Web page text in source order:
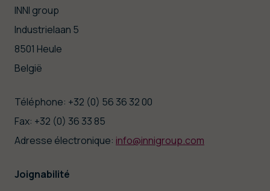
INNI group
Industrielaan 5
8501 Heule
België
Téléphone: +32 (0) 56 36 32 00
Fax: +32 (0) 36 33 85
Adresse électronique: info@innigroup.com
Joignabilité